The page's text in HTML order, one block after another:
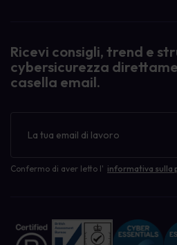
Ricevi consigli, trend e
cybersicurezza
casella email.
Confermo di aver letto l' informativa sulla